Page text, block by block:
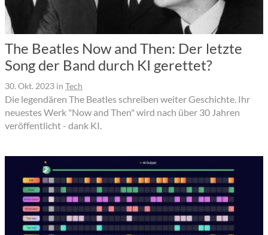
The Beatles Now and Then: Der letzte
Song der Band durch KI gerettet?
30. Okt. 2023 in Tech
Die legendären The Beatles schreiben weiter Geschichte. Ihr
neuestes Werk "Now and Then" wird nach über 30 Jahren
veröffentlicht - dank KI.